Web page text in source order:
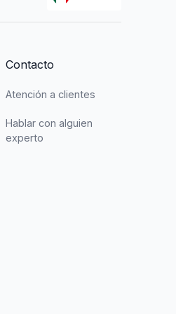
Contacto
Atención a clientes
Hablar con alguien
experto